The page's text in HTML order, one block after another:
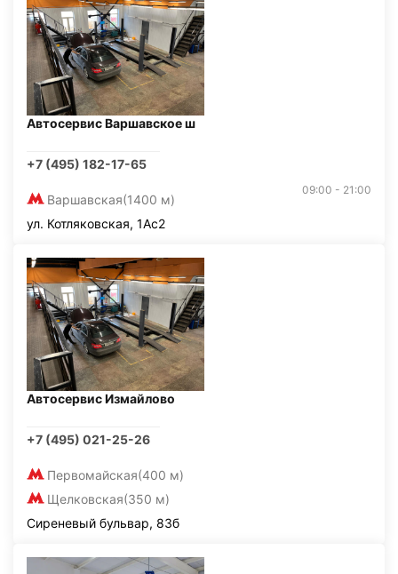
Автосервис Варшавское ш
+7 (495) 182-17-65
Варшавская(1400 м)
09:00 - 21:00
ул. Котляковская, 1Ас2
Автосервис Измайлово
+7 (495) 021-25-26
Первомайская(400 м)
Щелковская(350 м)
Сиреневый бульвар, 83б